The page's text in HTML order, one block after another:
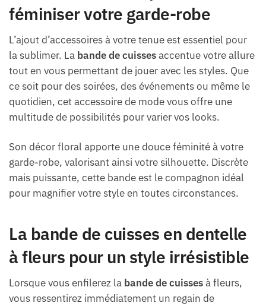
féminiser votre garde-robe
L’ajout d’accessoires à votre tenue est essentiel pour
la sublimer. La bande de cuissesaccentue votre allure
tout en vous permettant de jouer avec les styles. Que
ce soit pour des soirées, des événements ou même le
quotidien, cet accessoire de mode vous offre une
multitude de possibilités pour varier vos looks.
Son décor floral apporte une douce féminité à votre
garde-robe, valorisant ainsi votre silhouette. Discrète
mais puissante, cette bande est le compagnon idéal
pour magnifier votre style en toutes circonstances.
La bande de cuisses en dentelle
à fleurs pour un style irrésistible
Lorsque vous enfilerez la bande de cuissesà fleurs,
vous ressentirez immédiatement un regain de